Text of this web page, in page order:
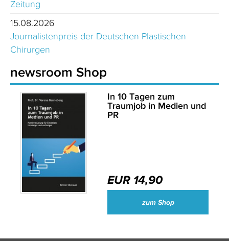
Zeitung
15.08.2026
Journalistenpreis der Deutschen Plastischen
Chirurgen
newsroom Shop
In 10 Tagen zum
Traumjob in Medien und
PR
EUR 14,90
zum Shop